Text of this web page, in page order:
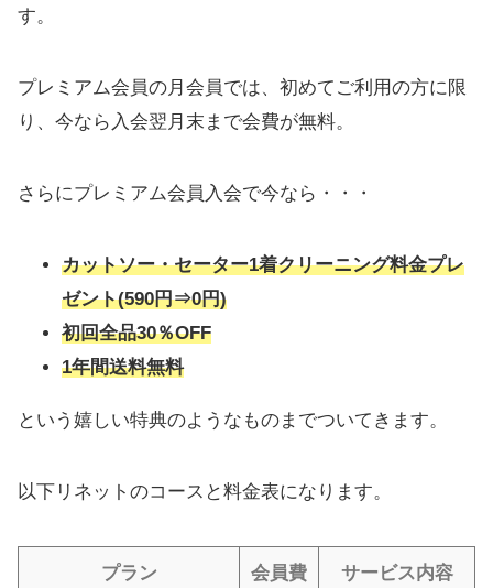
す。
プレミアム会員の月会員では、初めてご利用の方に限
り、今なら入会翌月末まで会費が無料。
さらにプレミアム会員入会で今なら・・・
カットソー・セーター1着クリーニング料金プレ
ゼント(590円⇒0円)
初回全品30％OFF
1年間送料無料
という嬉しい特典のようなものまでついてきます。
以下リネットのコースと料金表になります。
プラン 会員費 サービス内容